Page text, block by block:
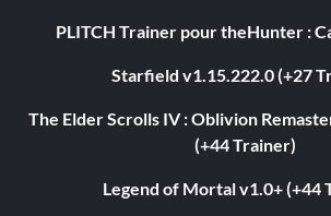
PLITCH Trainer pour theHunter :
Starfield v1.15.222.0 (+27
The Elder Scrolls IV : Oblivion
(+44 Trainer)
Legend of Mortal v1.0+ (+44